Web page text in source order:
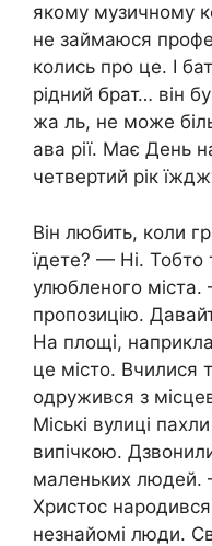
якому музичному
не займаюся
колись про це. І
рідний брат… він
жа ль, не може
ава рії. Має День
четвертий рік
Він любить, коли
їдете? — Ні. Тобто
улюбленого
пропозицію.
На площі,
це місто. Вчилися
одружився з
Міські вулиці
випічкою.
маленьких людей.
Христос
незнайомі люди.